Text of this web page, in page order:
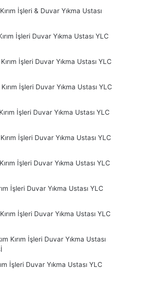
İşleri & Duvar Yıkma Ustası
İşleri Duvar Yıkma Ustası YLC
İşleri Duvar Yıkma Ustası YLC
İşleri Duvar Yıkma Ustası YLC
İşleri Duvar Yıkma Ustası YLC
Kırım İşleri Duvar Yıkma Ustası YLC
İşleri Duvar Yıkma Ustası YLC
İşleri Duvar Yıkma Ustası YLC
İşleri Duvar Yıkma Ustası YLC
Kırım İşleri Duvar Yıkma Ustası
İşleri Duvar Yıkma Ustası YLC